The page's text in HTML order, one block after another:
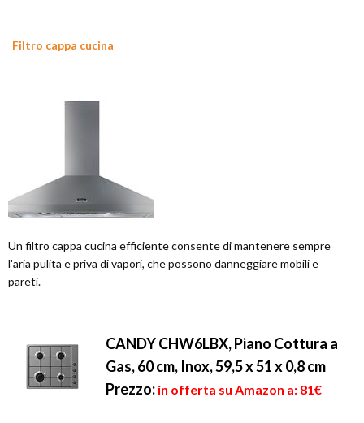
Filtro cappa cucina
Un filtro cappa cucina efficiente consente di mantenere sempre
l'aria pulita e priva di vapori, che possono danneggiare mobili e
pareti.
CANDY CHW6LBX, Piano Cottura a
Gas, 60 cm, Inox, 59,5 x 51 x 0,8 cm
Prezzo: in offerta su Amazon a: 81€